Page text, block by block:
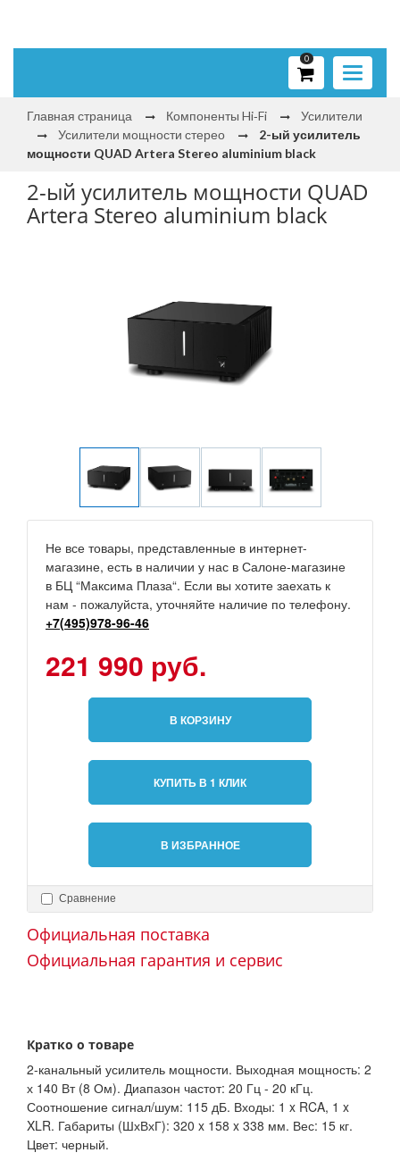
Toggle
0
Главная страница Компоненты Hi‑Fi
Усилители
Усилители мощности стерео
2-ый усилитель
мощности QUAD Artera Stereo aluminium black
2-ый усилитель мощности QUAD
Artera Stereo aluminium black
Не все товары, представленные в интернет-
магазине, есть в наличии у нас в Салоне-магазине
в БЦ “Максима Плаза“. Если вы хотите заехать к
нам - пожалуйста, уточняйте наличие по телефону.
+7(495)978-96-46
221 990 руб.
В КОРЗИНУ
КУПИТЬ В 1 КЛИК
В ИЗБРАННОЕ
Сравнение
Официальная поставка
Официальная гарантия и сервис
Кратко о товаре
2-канальный усилитель мощности. Выходная мощность: 2
х 140 Вт (8 Ом). Диапазон частот: 20 Гц - 20 кГц.
Соотношение сигнал/шум: 115 дБ. Входы: 1 x RCA, 1 x
XLR. Габариты (ШхВхГ): 320 x 158 x 338 мм. Вес: 15 кг.
Цвет: черный.